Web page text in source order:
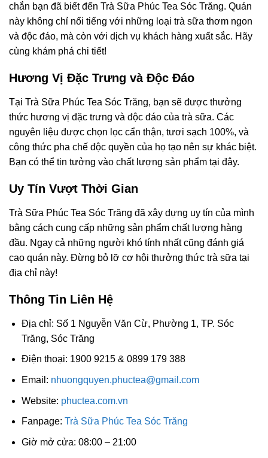
chắn bạn đã biết đến Trà Sữa Phúc Tea Sóc Trăng. Quán
này không chỉ nổi tiếng với những loại trà sữa thơm ngon
và độc đáo, mà còn với dịch vụ khách hàng xuất sắc. Hãy
cùng khám phá chi tiết!
Hương Vị Đặc Trưng và Độc Đáo
Tại Trà Sữa Phúc Tea Sóc Trăng, bạn sẽ được thưởng
thức hương vị đặc trưng và độc đáo của trà sữa. Các
nguyên liệu được chọn lọc cẩn thận, tươi sạch 100%, và
công thức pha chế độc quyền của họ tạo nên sự khác biệt.
Bạn có thể tin tưởng vào chất lượng sản phẩm tại đây.
Uy Tín Vượt Thời Gian
Trà Sữa Phúc Tea Sóc Trăng đã xây dựng uy tín của mình
bằng cách cung cấp những sản phẩm chất lượng hàng
đầu. Ngay cả những người khó tính nhất cũng đánh giá
cao quán này. Đừng bỏ lỡ cơ hội thưởng thức trà sữa tại
địa chỉ này!
Thông Tin Liên Hệ
Địa chỉ: Số 1 Nguyễn Văn Cừ, Phường 1, TP. Sóc
Trăng, Sóc Trăng
Điện thoại: 1900 9215 & 0899 179 388
Email: nhuongquyen.phuctea@gmail.com
Website: phuctea.com.vn
Fanpage: Trà Sữa Phúc Tea Sóc Trăng
Giờ mở cửa: 08:00 – 21:00